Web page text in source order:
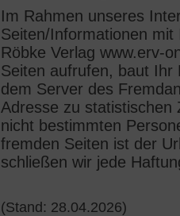
Im Rahmen unseres
Seiten/Informationen
Röbke Verlag www.erv-
Seiten aufrufen, baut Ihr
dem Server des
Adresse zu statistischen
nicht bestimmten
fremden Seiten ist der
schließen wir jede
(Stand: 28.04.2026)